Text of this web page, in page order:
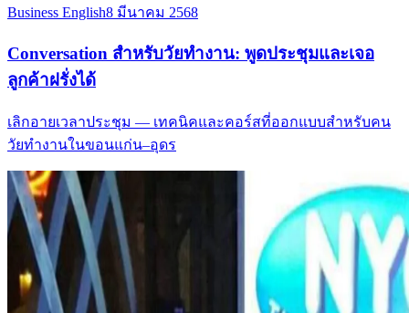
Business English8 มีนาคม 2568
Conversation สำหรับวัยทำงาน: พูดประชุมและเจอ
ลูกค้าฝรั่งได้
เลิกอายเวลาประชุม — เทคนิคและคอร์สที่ออกแบบสำหรับคน
วัยทำงานในขอนแก่น–อุดร